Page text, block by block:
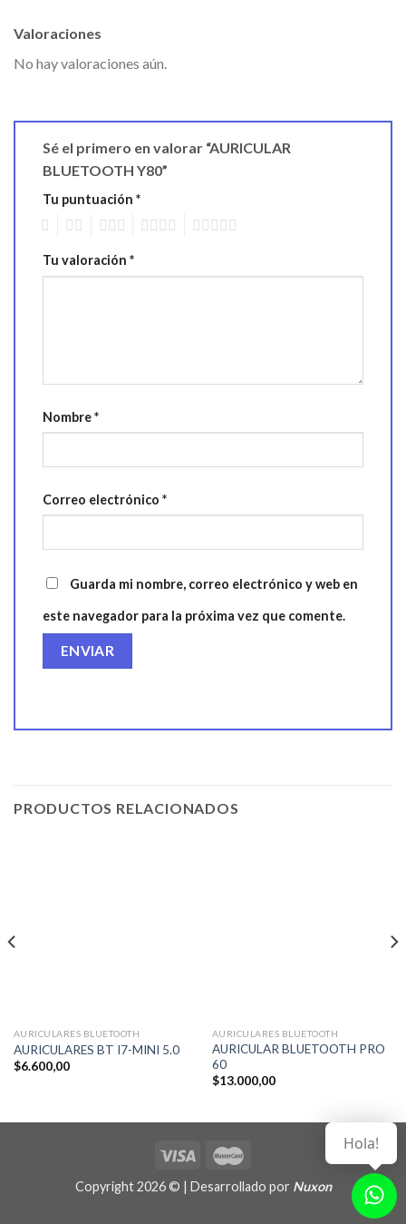
Valoraciones
No hay valoraciones aún.
Sé el primero en valorar “AURICULAR
BLUETOOTH Y80”
Tu puntuación *
Tu valoración *
Nombre*
Correo electrónico *
Guarda mi nombre, correo electrónico y web en
este navegador para la próxima vez que comente.
PRODUCTOS RELACIONADOS
AURICULARES BLUETOOTH
AURICULARES BT I7-MINI 5.0
$6.600,00
AURICULARES BLUETOOTH
AURICULAR BLUETOOTH PRO
60
$13.000,00
Copyright 2026 © | Desarrollado por Nuxon
Hola!